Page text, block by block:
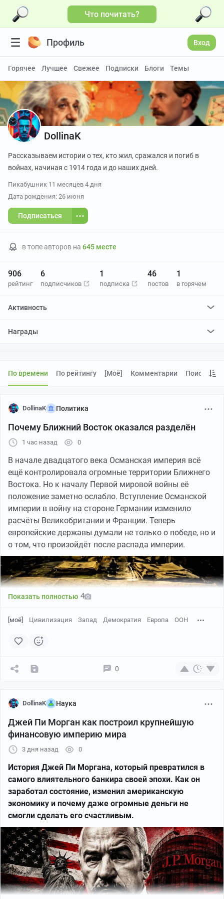
Что почитать?
Профиль Вход
Горячее Лучшее Свежее Подписки Блоги Темы
DollinaK
Рассказываем истории о тех, кто жил, сражался и погиб в
войнах, начиная с 1914 года и до наших дней.
Пикабушник 11 месяцев 4 дня
Дата рождения: 26 июня
Подписаться
в топе авторов на 645 месте
906
рейтинг
6
подписчиков
1
подписка
46
постов
1
в горячем
Активность
Награды
По времени По рейтингу [моё] Комментарии Поиск
DollinaK Политика
Почему Ближний Восток оказался разделён
1 час назад 0
В начале двадцатого века Османская империя всё
ещё контролировала огромные территории Ближнего
Востока. Но к началу Первой мировой войны её
положение заметно ослабло. Вступление Османской
империи в войну на стороне Германии изменило
расчёты Великобритании и Франции. Теперь
европейские державы думали не только о победе, но и
о том, что произойдёт после распада империи.
Особенно важным для Британии был Суэцкий канал.
Через него проходил стратегический путь к Индии,
поэтому контроль над регионом имел огромное
значение. Франция в свою очередь стремилась
усилить влияние в Леванте и рассматривала Сирию
Пока армия сражалась на фронтах Первой мировой
войны, дипломаты уже обсуждали будущее османских
владений. Именно в этот момент на сцене появились
британец Марк Сайкс и француз Франсуа Жорж Пико.
Их задача заключалась в том, чтобы договориться о
сферах влияния Великобритании и Франции после
предполагаемого поражения Османской империи.
Переговоры проходили тайно. Представителей
арабского населения, курдов и других народов
Показать полностью 4
[моё] Цивилизация Запад Демократия Европа ООН
0
DollinaK Наука
Джей Пи Морган как построил крупнейшую
финансовую империю мира
3 дня назад 0
История Джей Пи Моргана, который превратился в
самого влиятельного банкира своей эпохи. Как он
заработал состояние, изменил американскую
экономику и почему даже огромные деньги не
смогли сделать его счастливым.
Больше видео